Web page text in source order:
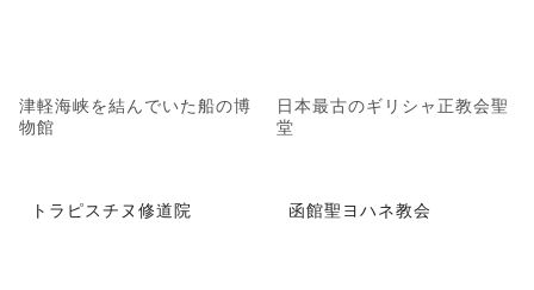
津軽海峡を結んでいた船の博
物館
日本最古のギリシャ正教会聖
堂
トラピスチヌ修道院 函館聖ヨハネ教会